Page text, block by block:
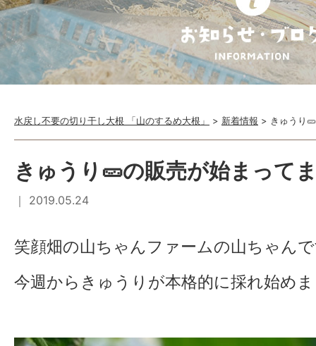
水戻し不要の切り干し大根 「山のするめ大根」 > 新着情報 > きゅうり
きゅうり🥒の販売が始まって
｜ 2019.05.24
笑顔畑の山ちゃんファームの山ちゃん
今週からきゅうりが本格的に採れ始め